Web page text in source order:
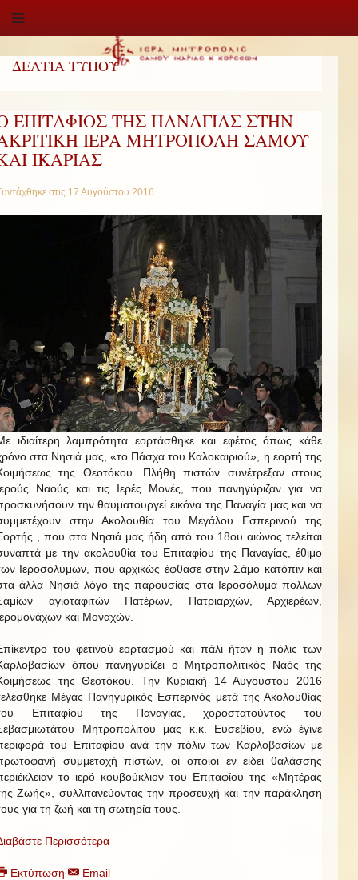
ΔΕΛΤΙΑ ΤΥΠΟΥ
ΕΠΙΤΑΦΙΟΣ ΤΗΣ ΠΑΝΑΓΙΑΣ ΣΤΗΝ
ΙΕΡΑ ΜΗΤΡΟΠΟΛΗ ΣΑΜΟΥ
ΙΚΑΡΙΑΣ
στις 17 Αυγούστου 2016.
ιδιαίτερη λαμπρότητα εορτάσθηκε και εφέτος όπως κάθε
στα Νησιά μας, «το Πάσχα του Καλοκαιριού», η εορτή της
της Θεοτόκου. Πλήθη πιστών συνέτρεξαν στους
Ναούς και τις Ιερές Μονές, που πανηγύριζαν για να
την θαυματουργεί εικόνα της Παναγία μας και να
στην Ακολουθία του Μεγάλου Εσπερινού της
, που στα Νησιά μας ήδη από του 18ου αιώνος τελείται
με την ακολουθία του Επιταφίου της Παναγίας, έθιμο
Ιεροσολύμων, που αρχικώς έφθασε στην Σάμο κατόπιν και
άλλα Νησιά λόγο της παρουσίας στα Ιεροσόλυμα πολλών
αγιοταφιτών Πατέρων, Πατριαρχών, Αρχιερέων,
και Μοναχών.
του φετινού εορτασμού και πάλι ήταν η πόλις των
όπου πανηγυρίζει ο Μητροπολιτικός Ναός της
της Θεοτόκου. Την Κυριακή 14 Αυγούστου 2016
Μέγας Πανηγυρικός Εσπερινός μετά της Ακολουθίας
Επιταφίου της Παναγίας, χοροστατούντος του
Μητροπολίτου μας κ.κ. Ευσεβίου, ενώ έγινε
του Επιταφίου ανά την πόλιν των Καρλοβασίων με
συμμετοχή πιστών, οι οποίοι εν είδει θαλάσσης
το ιερό κουβούκλιον του Επιταφίου της «Μητέρας
Ζωής», συλλιτανεύοντας την προσευχή και την παράκληση
για τη ζωή και τη σωτηρία τους.
Περισσότερα
Εκτύπωση Email